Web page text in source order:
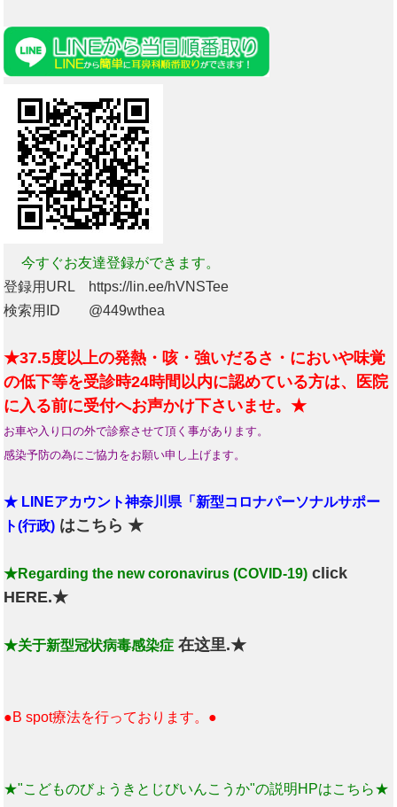
今すぐお友達登録ができます。
登録用URL https://lin.ee/hVNSTee
検索用ID @449wthea
★37.5度以上の発熱・咳・強いだるさ・においや味覚
の低下等を受診時24時間以内に認めている方は、医院
に入る前に受付へお声かけ下さいませ。★
お車や入り口の外で診察させて頂く事があります。
感染予防の為にご協力をお願い申し上げます。
★ LINEアカウント神奈川県「新型コロナパーソナルサポー
ト(行政) はこちら ★
★Regarding the new coronavirus (COVID-19) click
HERE.★
★关于新型冠状病毒感染症 在这里.★
●B spot療法を行っております。●
★"こどものびょうきとじびいんこうか"の説明HPはこちら★